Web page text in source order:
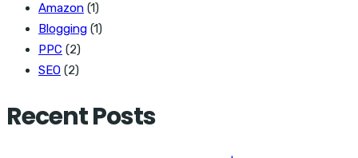
Amazon (1)
Blogging (1)
PPC (2)
SEO (2)
Recent Posts